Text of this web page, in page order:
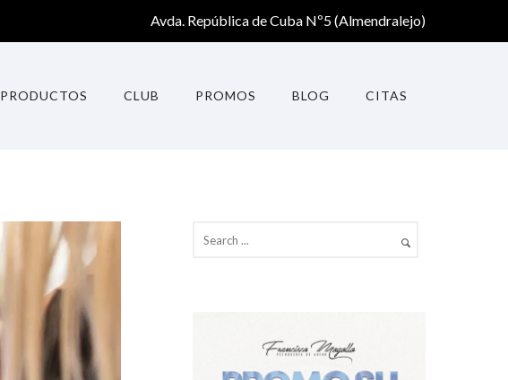
Avda. República de Cuba Nº5 (Almendralejo)
PRODUCTOS CLUB PROMOS BLOG CITAS